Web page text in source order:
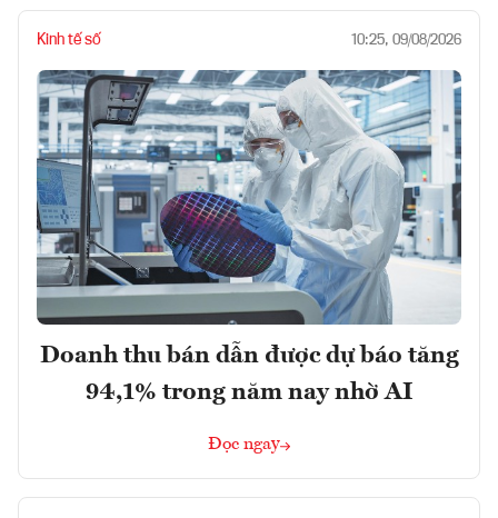
Kinh tế số 10:25, 09/08/2026
Doanh thu bán dẫn được dự báo tăng
94,1% trong năm nay nhờ AI
Đọc ngay